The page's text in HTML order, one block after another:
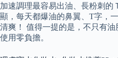
加速調理最容易出油、長粉刺的
顯，每天都爆油的鼻翼、T字，
清爽！ 值得一提的是，不只有
使用零負擔。